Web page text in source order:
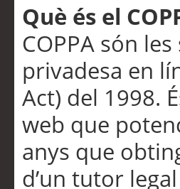
Què és el
COPPA són
privadesa en
Act) del 1998.
web que
anys que
d’un tutor